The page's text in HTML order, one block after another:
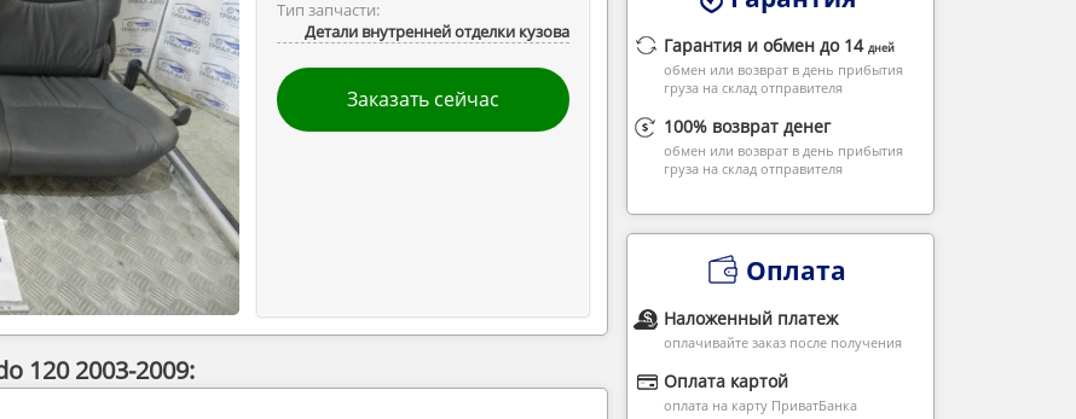
Тип запчасти:
Детали внутренней отделки кузова
Заказать сейчас
120 2003-2009:
Гарантия и обмен до 14 дней
обмен или возврат в день прибытия
груза на склад отправителя
100% возврат денег
обмен или возврат в день прибытия
груза на склад отправителя
Оплата
Наложенный платеж
оплачивайте заказ после получения
Оплата картой
оплата на карту ПриватБанка